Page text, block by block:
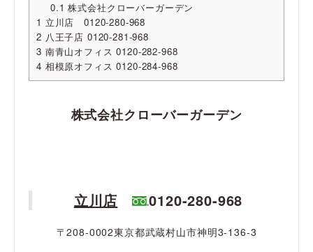
0.1 株式会社クローバーガーデン
1 立川店 0120-280-968
2 八王子店 0120-281-968
3 南青山オフィス 0120-282-968
4 相模原オフィス 0120-284-968
株式会社クローバーガーデン
立川店 0120-280-968
〒208-0002東京都武蔵村山市神明3-136-3